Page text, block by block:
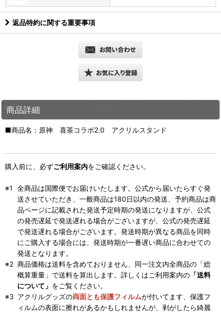
返品特約に関する重要事項
商品詳細
■商品名：原神 喜茶コラボ2.0 アクリルスタンド
購入前に、必ずご利用案内をご確認ください。
全商品は国際便でお届けいたします。公式から届いたらすぐ発
送させていただき、一般商品は180日以内の発送、予約商品は商
品ページに記載された発送予定時期の発送になりますが、公式
の発売遅延で発送遅れる場合がございますが、公式の発売遅延
で発送遅れる場合がございます。発送時期が異なる商品を同時
にご購入する場合には、発送時期が一番遅い商品に合わせての
発送となります。
商品価格は送料を含めておりません、同一注文内全商品の「総
概算重量」で送料を算出します。詳しくはご利用案内の 「送料
について」 をご覧ください。
アクリルグッズの両面とも保護フィルムが付いてます、保護フ
ィルムの表面に擦れがあるかもしれませんが、剥がしたら綺麗